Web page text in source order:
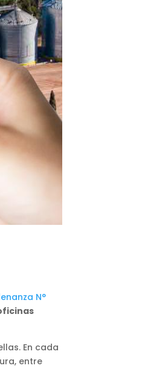
N°
En cada
entre